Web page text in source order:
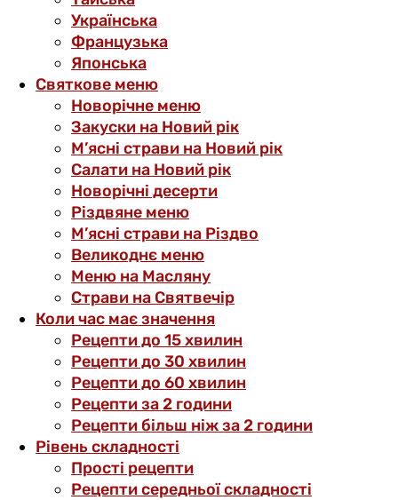
Українська
Французька
Японська
Святкове меню
Новорічне меню
Закуски на Новий рік
М’ясні страви на Новий рік
Салати на Новий рік
Новорічні десерти
Різдвяне меню
М’ясні страви на Різдво
Великоднє меню
Меню на Масляну
Страви на Святвечір
Коли час має значення
Рецепти до 15 хвилин
Рецепти до 30 хвилин
Рецепти до 60 хвилин
Рецепти за 2 години
Рецепти більш ніж за 2 години
Рівень складності
Прості рецепти
Рецепти середньої складності